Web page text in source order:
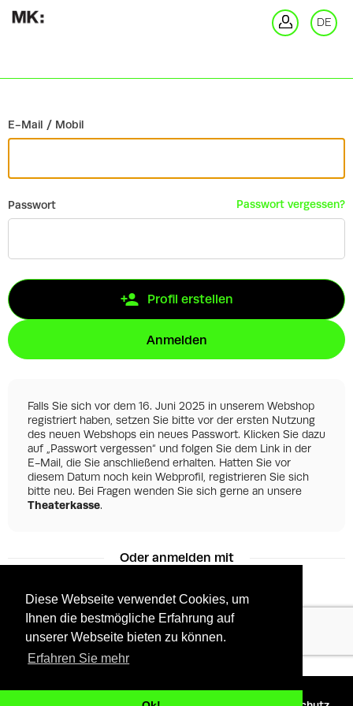
Diese Webseite verwendet Cookies, um
Ihnen die bestmögliche Erfahrung auf
unserer Webseite bieten zu können.
Erfahren Sie mehr
DE
E-Mail / Mobil
Passwort Passwort vergessen?
Profil erstellen
Anmelden
Falls Sie sich vor dem 16. Juni 2025 in unserem Webshop
registriert haben, setzen Sie bitte vor der ersten Nutzung
des neuen Webshops ein neues Passwort. Klicken Sie dazu
auf „Passwort vergessen“ und folgen Sie dem Link in der
E-Mail, die Sie anschließend erhalten. Hatten Sie vor
diesem Datum noch kein Webprofil, registrieren Sie sich
bitte neu. Bei Fragen wenden Sie sich gerne an unsere
Theaterkasse.
Oder anmelden mit
Facebook